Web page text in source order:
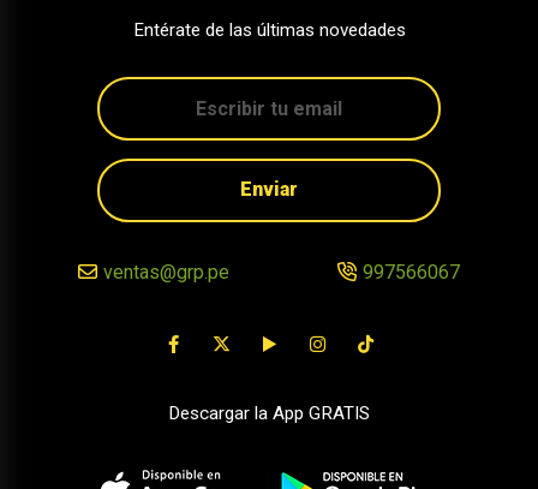
Entérate de las últimas novedades
Enviar
ventas@grp.pe 997566067
Descargar la App GRATIS